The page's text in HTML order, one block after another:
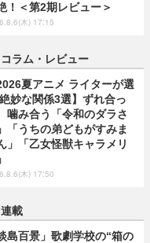
！＜第2期レビュー＞
木) 17:15
コラム・レビュー
2026夏アニメ ライターが選
妙な関係3選】ずれ合っ
噛み合う「令和のダラさ
「うちの弟どもがすみま
」「乙女怪獣キャラメリ
木) 17:50
連載
島百景」歌劇学校の“箱の